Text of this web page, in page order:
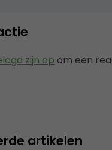
zijn op om een
artikelen